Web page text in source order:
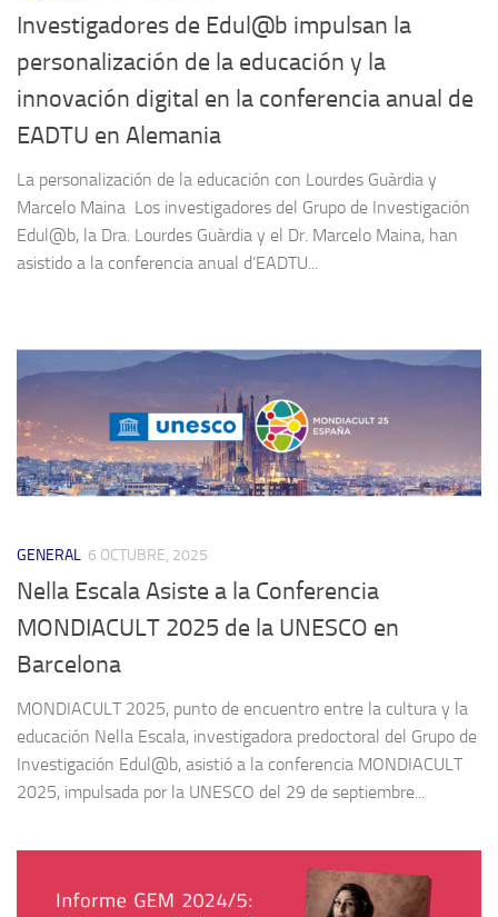
Investigadores de Edul@b impulsan la
personalización de la educación y la
innovación digital en la conferencia anual de
EADTU en Alemania
La personalización de la educación con Lourdes Guàrdia y
Marcelo Maina Los investigadores del Grupo de Investigación
Edul@b, la Dra. Lourdes Guàrdia y el Dr. Marcelo Maina, han
asistido a la conferencia anual d’EADTU...
GENERAL 6 OCTUBRE, 2025
Nella Escala Asiste a la Conferencia
MONDIACULT 2025 de la UNESCO en
Barcelona
MONDIACULT 2025, punto de encuentro entre la cultura y la
educación Nella Escala, investigadora predoctoral del Grupo de
Investigación Edul@b, asistió a la conferencia MONDIACULT
2025, impulsada por la UNESCO del 29 de septiembre...